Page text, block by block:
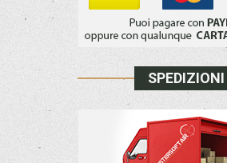
SPEDIZIONI